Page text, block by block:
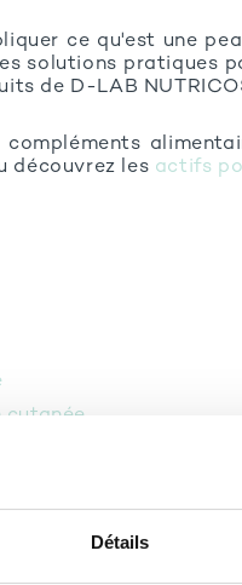
Détails
ce qu'est une
solutions pratiques
de D-LAB
découvrez les actifs
cutanée